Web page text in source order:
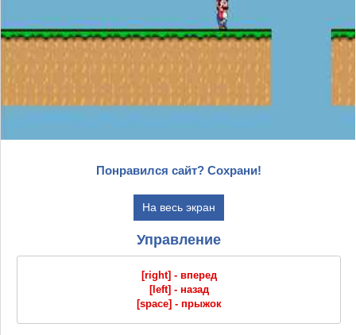
Понравился сайт? Сохрани!
На весь экран
Управление
[right] - вперед
[left] - назад
[space] - прыжок